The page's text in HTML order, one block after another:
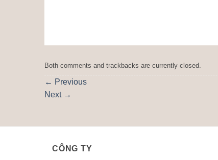
Both comments and trackbacks are currently closed.
← Previous
Next →
CÔNG TY